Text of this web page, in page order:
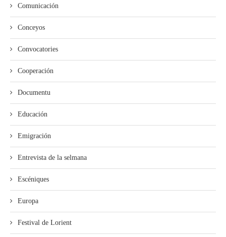
Comunicación
Conceyos
Convocatories
Cooperación
Documentu
Educación
Emigración
Entrevista de la selmana
Escéniques
Europa
Festival de Lorient